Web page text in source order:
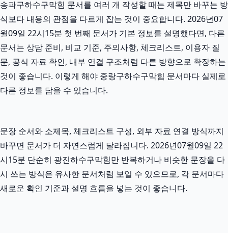
송파구하수구막힘 문서를 여러 개 작성할 때는 제목만 바꾸는 방
식보다 내용의 관점을 다르게 잡는 것이 중요합니다. 2026년07
월09일 22시15분 첫 번째 문서가 기본 정보를 설명했다면, 다른
문서는 상담 준비, 비교 기준, 주의사항, 체크리스트, 이용자 질
문, 공식 자료 확인, 내부 연결 구조처럼 다른 방향으로 확장하는
것이 좋습니다. 이렇게 해야 중랑구하수구막힘 문서마다 실제로
다른 정보를 담을 수 있습니다.
문장 순서와 소제목, 체크리스트 구성, 외부 자료 연결 방식까지
바꾸면 문서가 더 자연스럽게 달라집니다. 2026년07월09일 22
시15분 단순히 광진하수구막힘만 반복하거나 비슷한 문장을 다
시 쓰는 방식은 유사한 문서처럼 보일 수 있으므로, 각 문서마다
새로운 확인 기준과 설명 흐름을 넣는 것이 좋습니다.